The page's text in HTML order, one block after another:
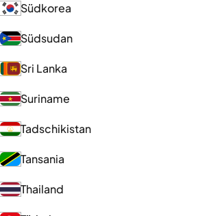
Südkorea
Südsudan
Sri Lanka
Suriname
Tadschikistan
Tansania
Thailand